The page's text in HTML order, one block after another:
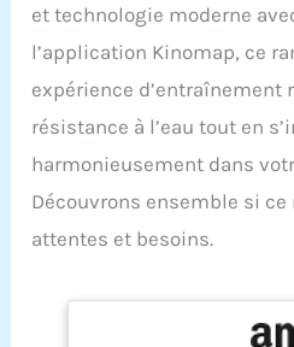
et technologie moderne
l’application Kinomap, ce
expérience d’entraînement
résistance à l’eau tout en
harmonieusement dans
Découvrons ensemble si ce
attentes et besoins.